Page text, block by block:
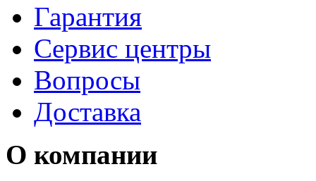
Гарантия
Сервис центры
Вопросы
Доставка
О компании